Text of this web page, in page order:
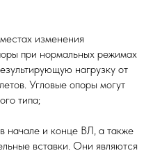
изменения
при нормальных режимах
нагрузку от
Угловые опоры могут
типа;
начале и конце ВЛ, а также
вставки. Они являются